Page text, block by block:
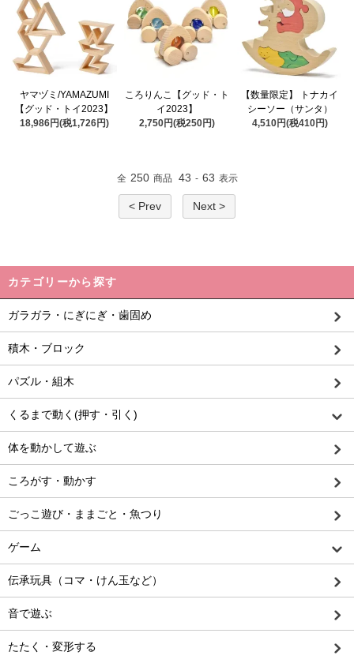
ヤマヅミ/YAMAZUMI
【グッド・トイ2023】
18,986円(税1,726円)
ころりんこ【グッド・ト
イ2023】
2,750円(税250円)
【数量限定】 トナカイ
シーソー（サンタ）
4,510円(税410円)
全 250 商品 43 - 63 表示
< Prev Next >
カテゴリーから探す
ガラガラ・にぎにぎ・歯固め
積木・ブロック
パズル・組木
くるまで動く(押す・引く)
体を動かして遊ぶ
ころがす・動かす
ごっこ遊び・ままごと・魚つり
ゲーム
伝承玩具（コマ・けん玉など）
音で遊ぶ
たたく・変形する